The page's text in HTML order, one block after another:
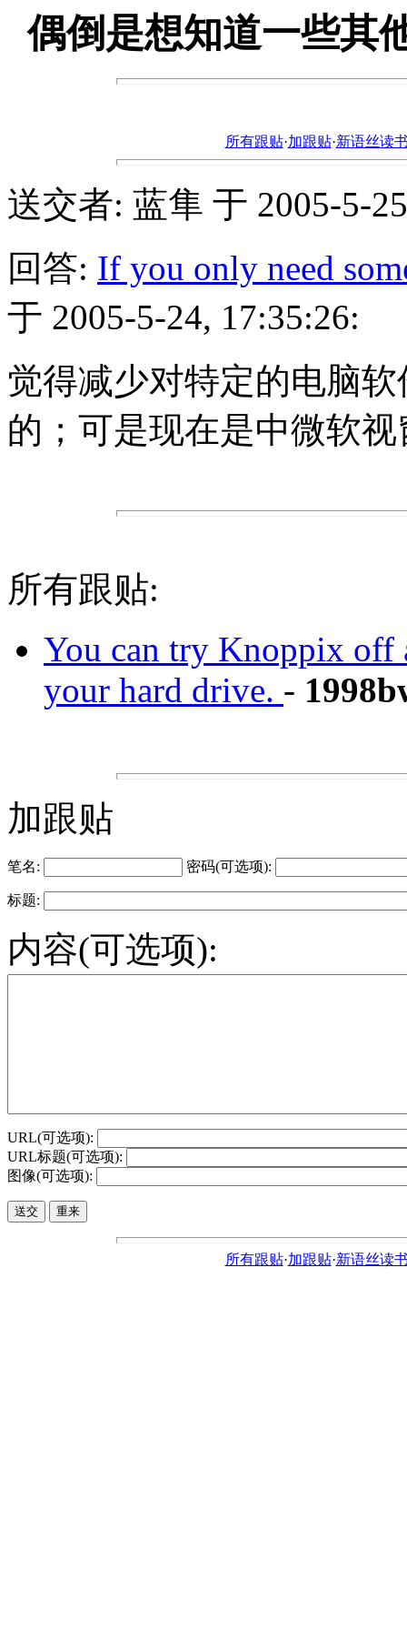
偶倒是想知道一些其
所有跟贴·加跟贴·新语丝读
送交者: 蓝隼 于 2005-5-
回答: If you only need
于 2005-5-24, 17:35:26:
觉得减少对特定的电脑
的；可是现在是中微软
所有跟贴:
You can try Knoppix
your hard drive. -
加跟贴
笔名: 密码(可选项):
标题:
内容(可选项):
URL(可选项):
URL标题(可选项):
图像(可选项):
所有跟贴·加跟贴·新语丝读